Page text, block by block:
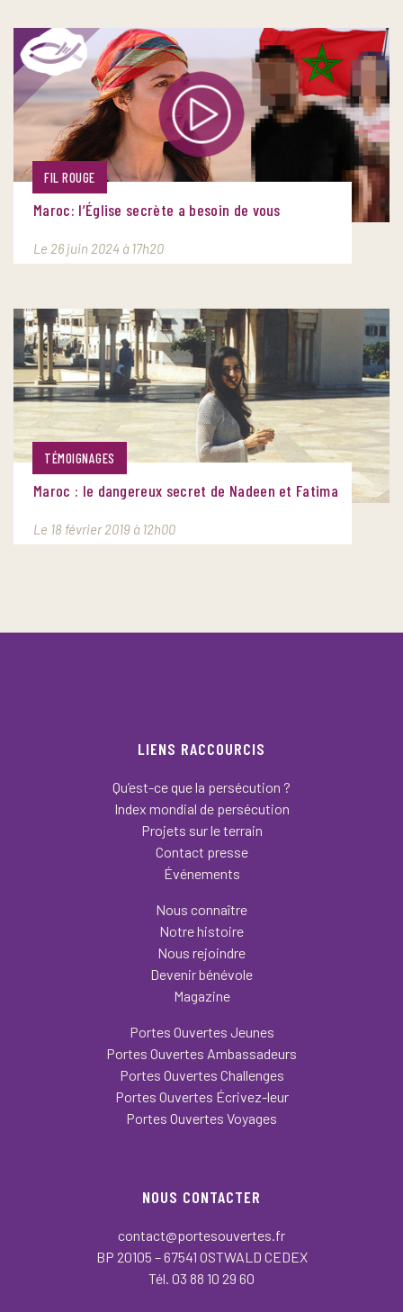
FIL ROUGE
Maroc: l’Église secrète a besoin de vous
Le 26 juin 2024 à 17h20
TÉMOIGNAGES
Maroc : le dangereux secret de Nadeen et Fatima
Le 18 février 2019 à 12h00
LIENS RACCOURCIS
Qu’est-ce que la persécution ?
Index mondial de persécution
Projets sur le terrain
Contact presse
Événements
Nous connaître
Notre histoire
Nous rejoindre
Devenir bénévole
Magazine
Portes Ouvertes Jeunes
Portes Ouvertes Ambassadeurs
Portes Ouvertes Challenges
Portes Ouvertes Écrivez-leur
Portes Ouvertes Voyages
NOUS CONTACTER
contact@portesouvertes.fr
BP 20105 – 67541 OSTWALD CEDEX
Tél. 03 88 10 29 60